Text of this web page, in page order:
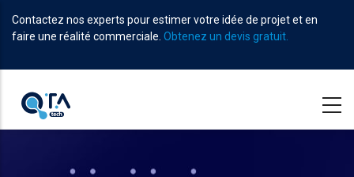
au
contenu
Contactez nos experts pour estimer votre idée de projet et en
faire une réalité commerciale. Obtenez un devis gratuit.